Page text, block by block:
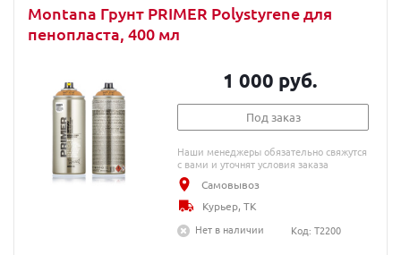
Montana Грунт PRIMER Polystyrene для
пенопласта, 400 мл
1 000 руб.
Под заказ
Наши менеджеры обязательно свяжутся
с вами и уточнят условия заказа
Самовывоз
Курьер, ТК
Нет в наличии
Код: T2200